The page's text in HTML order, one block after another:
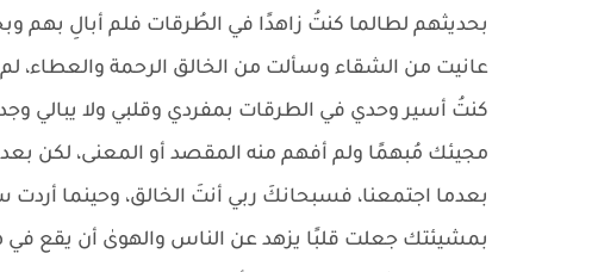
بحديثهم لطالما كنتُ زاهدًا في الطُرقات فلم أبالِ بهم
عانيت من الشقاء وسألت من الخالق الرحمة والعطاء،
كنتُ أسير وحدي في الطرقات بمفردي وقلبي ولا يبالي
مجيئك مُبهمًا ولم أفهم منه المقصد أو المعنى، لكن
بعدما اجتمعنا، فسبحانكَ ربي أنتَ الخالق، وحينما
بمشيئتك جعلت قلبًا يزهد عن الناس والهوىٰ أن يقع في